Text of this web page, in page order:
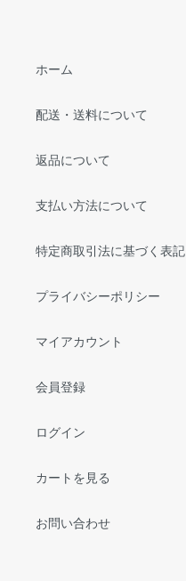
ホーム
配送・送料について
返品について
支払い方法について
特定商取引法に基づく表記
プライバシーポリシー
マイアカウント
会員登録
ログイン
カートを見る
お問い合わせ